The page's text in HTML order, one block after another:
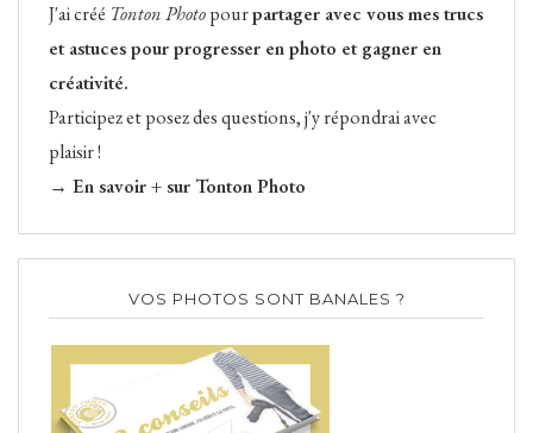
J'ai créé Tonton Photopourpartager avec vous mes trucs
et astuces pour progresser en photo et gagner en
créativité.
Participez et posez des questions, j'y répondrai avec
plaisir !
→ En savoir + sur Tonton Photo
VOS PHOTOS SONT BANALES ?